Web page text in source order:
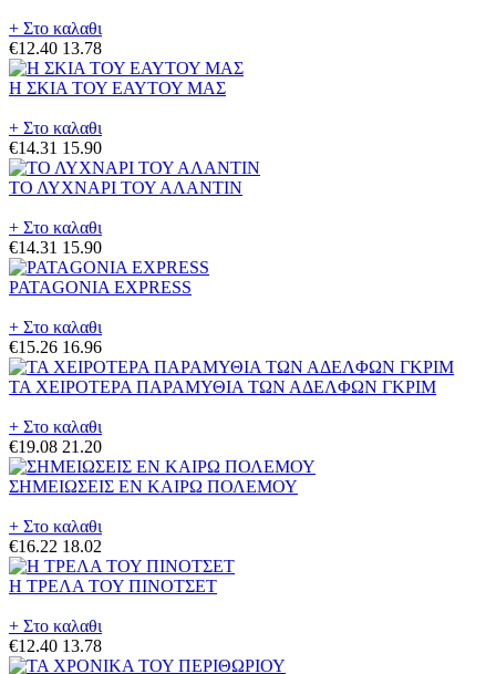
+ Στο καλαθι
€12.40 13.78
Η ΣΚΙΑ ΤΟΥ ΕΑΥΤΟΥ ΜΑΣ
+ Στο καλαθι
€14.31 15.90
ΤΟ ΛΥΧΝΑΡΙ ΤΟΥ ΑΛΑΝΤΙΝ
+ Στο καλαθι
€14.31 15.90
PATAGONIA EXPRESS
+ Στο καλαθι
€15.26 16.96
ΤΑ ΧΕΙΡΟΤΕΡΑ ΠΑΡΑΜΥΘΙΑ ΤΩΝ ΑΔΕΛΦΩΝ ΓΚΡΙΜ
+ Στο καλαθι
€19.08 21.20
ΣΗΜΕΙΩΣΕΙΣ ΕΝ ΚΑΙΡΩ ΠΟΛΕΜΟΥ
+ Στο καλαθι
€16.22 18.02
Η ΤΡΕΛΑ ΤΟΥ ΠΙΝΟΤΣΕΤ
+ Στο καλαθι
€12.40 13.78